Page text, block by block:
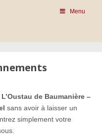
Menu
L’Oustau de Baumanière –
sans avoir à laisser un
simplement votre